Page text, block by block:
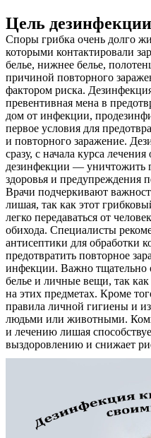
Цель дезинфекции
Споры грибка очень долго
которыми контактировали
белье, нижнее белье,
причиной повторного
фактором риска.
превентивная мена в
дом от инфекции,
первое условия для
и повторного заражение.
сразу, с начала курса
дезинфекции — уничтожить
здоровья и предупреждения
Врачи подчеркивают
лишая, так как этот
легко передаваться от
обихода. Специалисты
антисептики для
предотвратить повторное
инфекции. Важно тщательно
белье и личные вещи, так
на этих предметах. Кроме
правила личной гигиены и
людьми или животными.
и лечению лишая
выздоровлению и снижает